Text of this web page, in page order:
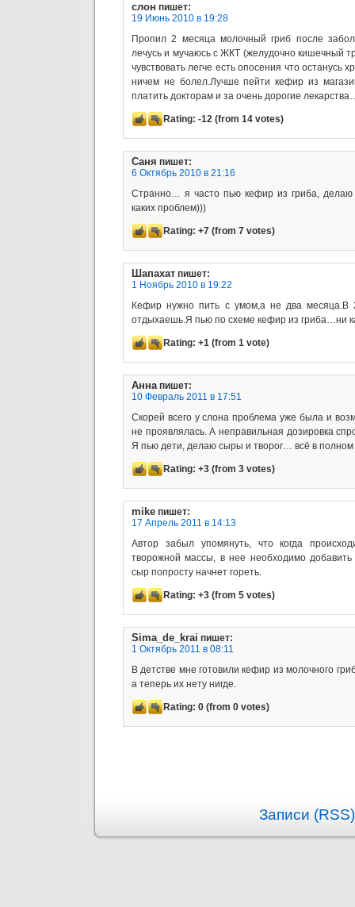
слон пишет:
19 Июнь 2010 в 19:28
Пропил 2 месяца молочный гриб после
лечусь и мучаюсь с ЖКТ (желудочно кишечный
чувствовать легче есть опосения что останусь
ничем не болел.Лучше пейти кефир из
платить докторам и за очень дорогие
Rating: -12 (from 14 votes)
Саня пишет:
6 Октябрь 2010 в 21:16
Странно… я часто пью кефир из гриба,
каких проблем)))
Rating: +7 (from 7 votes)
Шапахат пишет:
1 Ноябрь 2010 в 19:22
Кефир нужно пить с умом,а не два
отдыхаешь.Я пью по схеме кефир из гриба…ни
Rating: +1 (from 1 vote)
Анна пишет:
10 Февраль 2011 в 17:51
Скорей всего у слона проблема уже была и
не проявлялась. А неправильная дозировка
Я пью дети, делаю сыры и творог… всё в полном
Rating: +3 (from 3 votes)
mike пишет:
17 Апрель 2011 в 14:13
Автор забыл упомянуть, что когда
творожной массы, в нее необходимо
сыр попросту начнет гореть.
Rating: +3 (from 5 votes)
Sima_de_krai пишет:
1 Октябрь 2011 в 08:11
В детстве мне готовили кефир из молочного
а теперь их нету нигде.
Rating: 0 (from 0 votes)
Записи (RSS)